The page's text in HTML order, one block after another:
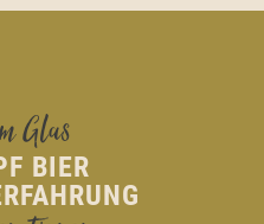
Glas
BIER